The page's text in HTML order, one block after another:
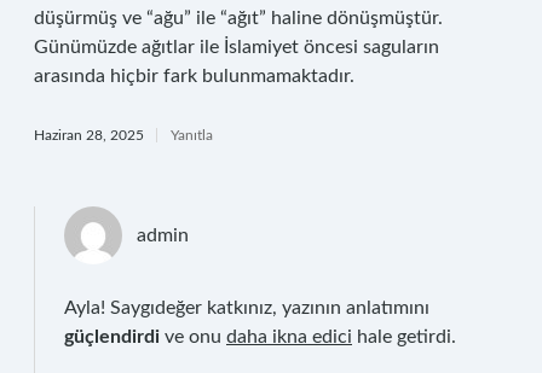
düşürmüş ve “ağu” ile “ağıt” haline dönüşmüştür.
Günümüzde ağıtlar ile İslamiyet öncesi saguların
arasında hiçbir fark bulunmamaktadır.
Haziran 28, 2025 Yanıtla
admin
Ayla! Saygıdeğer katkınız, yazının anlatımını
güçlendirdi ve onu daha ikna edici hale getirdi.